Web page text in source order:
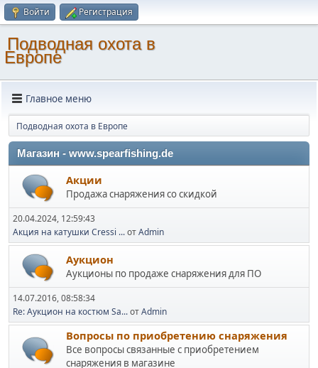
Войти Регистрация
Подводная охота в
Европе
Главное меню
Подводная охота в Европе
Магазин - www.spearfishing.de
Акции
Продажа снаряжения со скидкой
20.04.2024, 12:59:43
Акция на катушки Cressi ...отAdmin
Аукцион
Аукционы по продаже снаряжения для ПО
14.07.2016, 08:58:34
Re: Аукцион на костюм Sa...отAdmin
Вопросы по приобретению снаряжения
Все вопросы связанные с приобретением
снаряжения в магазине